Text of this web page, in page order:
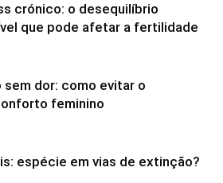
crónico: o desequilíbrio
que pode afetar a fertilidade
sem dor: como evitar o
feminino
espécie em vias de extinção?